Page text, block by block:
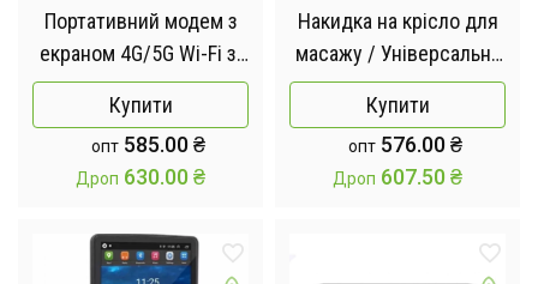
Портативний модем з
екраном 4G/5G Wi-Fi зі
знімною батареєю /
Мобільний модем
роутер 4G під SIM
картку з аккумулятором
Купити
опт 585.00₴
Дроп 630.00₴
Накидка на крісло для
масажу / Універсальна
масажна накидка на
сидіння з пультом
керування / Масажна
накидка на крісло авто
прикурювача Сірий
Купити
опт 576.00₴
Дроп 607.50₴